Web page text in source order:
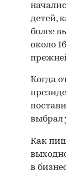
детей,
более
около
Когда
выбрал
Как
в